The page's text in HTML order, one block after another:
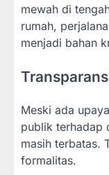
mewah di
rumah,
menjadi bahan
Meski ada
publik terhadap
masih terbatas.
formalitas.